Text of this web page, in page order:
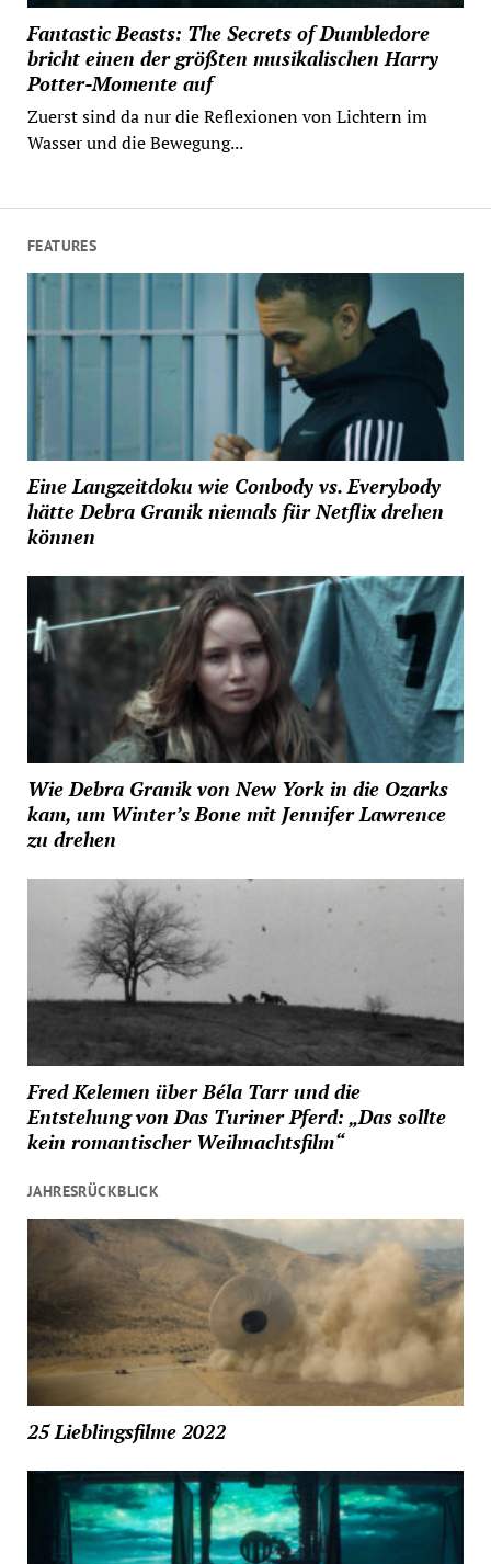
Fantastic Beasts: The Secrets of Dumbledore
bricht einen der größten musikalischen Harry
Potter-Momente auf
Zuerst sind da nur die Reflexionen von Lichtern im
Wasser und die Bewegung...
FEATURES
Eine Langzeitdoku wie Conbody vs. Everybody
hätte Debra Granik niemals für Netflix drehen
können
Wie Debra Granik von New York in die Ozarks
kam, um Winter’s Bone mit Jennifer Lawrence
zu drehen
Fred Kelemen über Béla Tarr und die
Entstehung von Das Turiner Pferd: „Das sollte
kein romantischer Weihnachtsfilm“
JAHRESRÜCKBLICK
25 Lieblingsfilme 2022